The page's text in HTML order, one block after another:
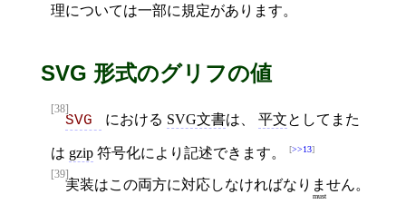
理については一部に規定があります。
SVG 形式のグリフの値
[38]
SVG における SVG文書は、 平文としてまた
は gzip 符号化により記述できます。 >>13
[39]
実装はこの両方に対応しなければなりません
must
。